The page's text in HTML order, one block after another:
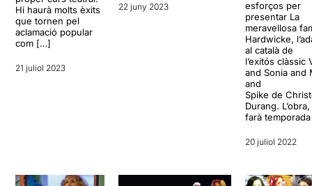
Hi haurà molts èxits
que tornen pel
aclamació popular
com […]
21 juliol 2023
22 juny 2023
esforços per
presentar La
meravellosa
Hardwicke,
al català de
l’exitós clàssic
and Sonia and
and
Spike de
Durang.
farà
20 juliol 2022